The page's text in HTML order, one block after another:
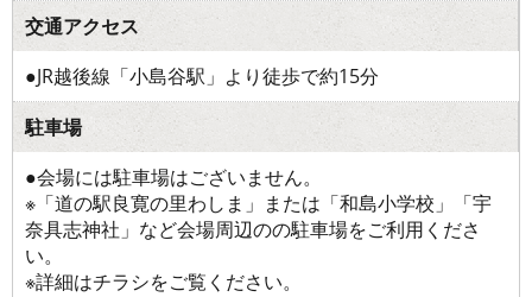
交通アクセス
●JR越後線「小島谷駅」より徒歩で約15分
駐車場
●会場には駐車場はございません。
※「道の駅良寛の里わしま」または「和島小学校」「宇
奈具志神社」など会場周辺のの駐車場をご利用くださ
い。
※詳細はチラシをご覧ください。